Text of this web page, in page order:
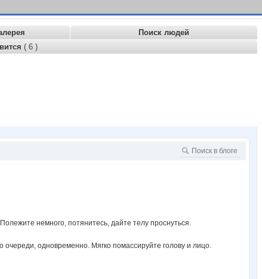
Поиск людей
( 6 )
немного, потянитесь, дайте телу проснуться.
одновременно. Мягко помассируйте голову и лицо.